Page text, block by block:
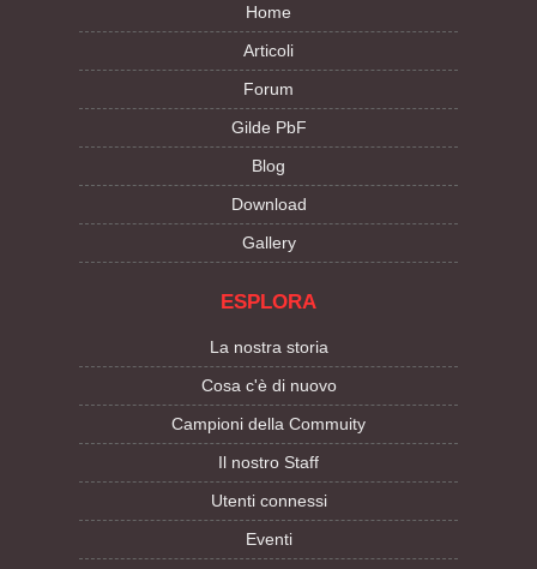
Home
Articoli
Forum
Gilde PbF
Blog
Download
Gallery
ESPLORA
La nostra storia
Cosa c'è di nuovo
Campioni della Commuity
Il nostro Staff
Utenti connessi
Eventi